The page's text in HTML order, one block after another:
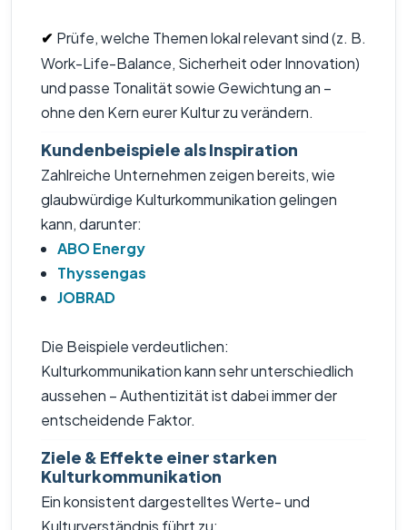
✔ Prüfe, welche Themen lokal relevant sind (z. B.
Work-Life-Balance, Sicherheit oder Innovation)
und passe Tonalität sowie Gewichtung an –
ohne den Kern eurer Kultur zu verändern.
Kundenbeispiele als Inspiration
Zahlreiche Unternehmen zeigen bereits, wie
glaubwürdige Kulturkommunikation gelingen
kann, darunter:
ABO Energy
Thyssengas
JOBRAD
Die Beispiele verdeutlichen:
Kulturkommunikation kann sehr unterschiedlich
aussehen – Authentizität ist dabei immer der
entscheidende Faktor.
Ziele & Effekte einer starken
Kulturkommunikation
Ein konsistent dargestelltes Werte- und